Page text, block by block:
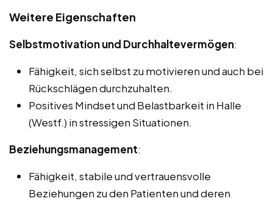
Weitere Eigenschaften
Selbstmotivation und Durchhaltevermögen:
Fähigkeit, sich selbst zu motivieren und auch bei
Rückschlägen durchzuhalten.
Positives Mindset und Belastbarkeit in Halle
(Westf.) in stressigen Situationen.
Beziehungsmanagement:
Fähigkeit, stabile und vertrauensvolle
Beziehungen zu den Patienten und deren